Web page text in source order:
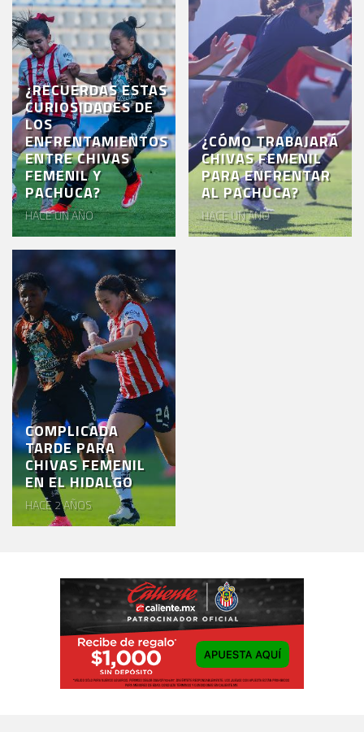
AKRON
TOUR
ESTADIO
AKRON
¿RECUERDAS ESTAS
CURIOSIDADES DE
LOS
ENFRENTAMIENTOS
ENTRE CHIVAS
FEMENIL Y
PACHUCA?
HACE UN AÑO
¿CÓMO TRABAJARÁ
CHIVAS FEMENIL
PARA ENFRENTAR
AL PACHUCA?
HACE UN AÑO
COMPLICADA
TARDE PARA
CHIVAS FEMENIL
EN EL HIDALGO
HACE 2 AÑOS